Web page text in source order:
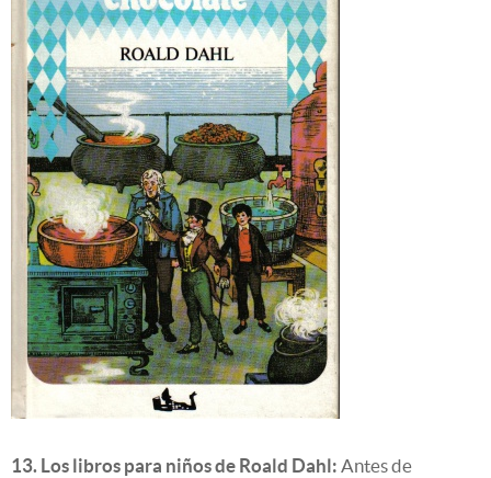
13. Los libros para niños de Roald Dahl: Antes de